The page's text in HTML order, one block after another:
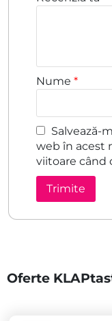
Nume *
Salvează-
web în acest
viitoare când
Oferte